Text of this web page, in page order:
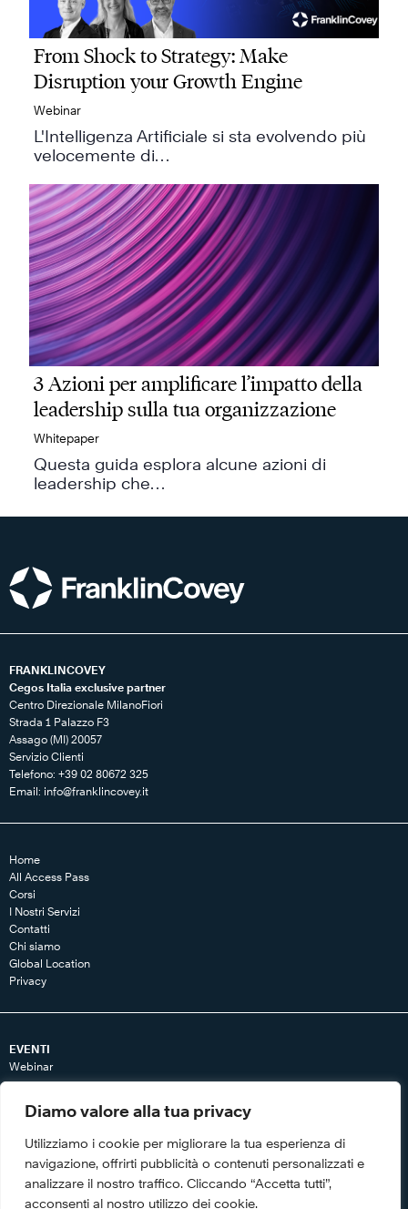
Diamo valore alla tua privacy
Utilizziamo i cookie per migliorare la tua esperienza di
navigazione, offrirti pubblicità o contenuti personalizzati e
analizzare il nostro traffico. Cliccando “Accetta tutti”,
acconsenti al nostro utilizzo dei cookie.
From Shock to Strategy: Make
Disruption your Growth Engine
Webinar
L'Intelligenza Artificiale si sta evolvendo più
velocemente di…
3 Azioni per amplificare l’impatto della
leadership sulla tua organizzazione
Whitepaper
Questa guida esplora alcune azioni di
leadership che…
FRANKLINCOVEY
Cegos Italia exclusive partner
Centro Direzionale MilanoFiori
Strada 1 Palazzo F3
Assago (MI) 20057
Servizio Clienti
Telefono: +39 02 80672 325
Email: info@franklincovey.it
Home
All Access Pass
Corsi
I Nostri Servizi
Contatti
Chi siamo
Global Location
Privacy
EVENTI
Webinar
Articoli
Tool
Video
Whitepaper